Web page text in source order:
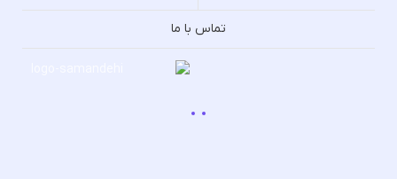
تماس با ما